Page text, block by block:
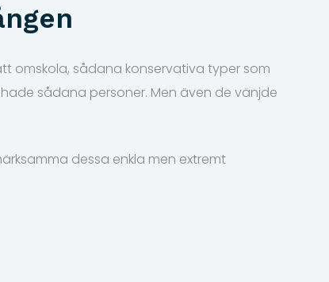
omskola, sådana konservativa typer som
sådana personer. Men även de vänjde
dessa enkla men extremt